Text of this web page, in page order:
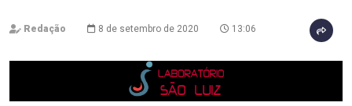
Redação 8 de setembro de 2020 13:06